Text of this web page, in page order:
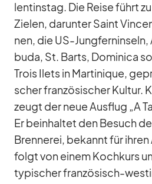
len­tins­tag. Die Reise führt
Zie­len, dar­un­ter Saint
nen, die US-
buda, St. Barts, Do­mi­nica
Trois Ilets in Mar­ti­ni­que,
scher fran­zö­si­scher Kul­tur.
zeugt der neue Aus­flug „A
Er be­inhal­tet den Be­such
Bren­ne­rei, be­kannt für
folgt von ei­nem Koch­kurs
ty­pi­scher fran­zö­sisch-